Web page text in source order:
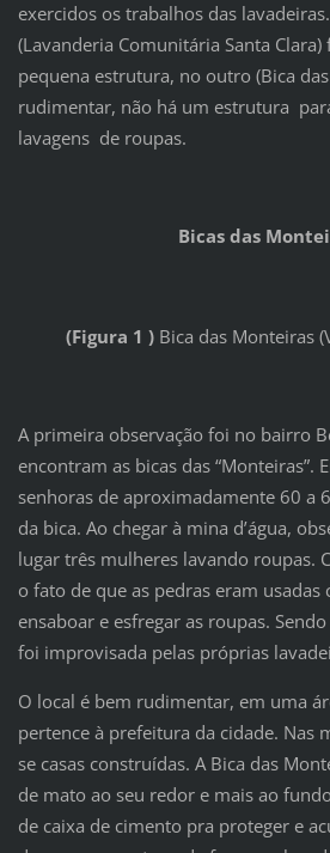
exercidos os trabalhos das
(Lavanderia Comunitária Santa
pequena estrutura, no outro (Bica
rudimentar, não há um estrutura
lavagens de roupas.
Bicas das
(Figura 1 ) Bica das Monteiras
A primeira observação foi no bairro
encontram as bicas das “Monteiras”.
senhoras de aproximadamente 60 a
da bica. Ao chegar à mina d’água,
lugar três mulheres lavando roupas.
o fato de que as pedras eram usadas
ensaboar e esfregar as roupas.
foi improvisada pelas próprias
O local é bem rudimentar, em uma
pertence à prefeitura da cidade. Nas
se casas construídas. A Bica das
de mato ao seu redor e mais ao
de caixa de cimento pra proteger e